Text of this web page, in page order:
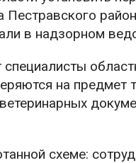
в надзорном
на предмет
схеме: